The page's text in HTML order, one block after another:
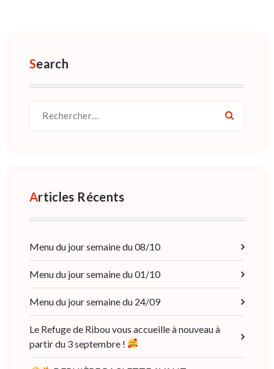
Search
pour :
Articles Récents
Menu du jour semaine du 08/10
Menu du jour semaine du 01/10
Menu du jour semaine du 24/09
Le Refuge de Ribou vous accueille à nouveau à
partir du 3 septembre !